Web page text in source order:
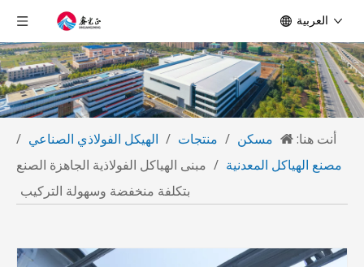
العربية
أنت هنا: مسكن / منتجات / الهيكل الفولاذي الصناعي /
مصنع الهياكل المعدنية / مبنى الهياكل الفولاذية الجاهزة الصنع
بتكلفة منخفضة وسهولة التركيب